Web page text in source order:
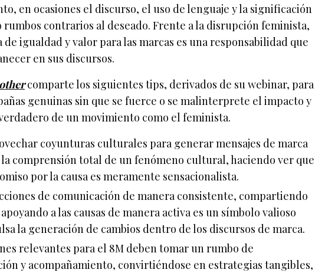
en ocasiones el discurso, el uso de lenguaje y la significación
rumbos contrarios al deseado. Frente a la disrupción feminista,
de igualdad y valor para las marcas es una responsabilidad que
en sus discursos.
comparte los siguientes tips, derivados de su webinar, para
genuinas sin que se fuerce o se malinterprete el impacto y
de un movimiento como el feminista.
coyunturas culturales para generar mensajes de marca
comprensión total de un fenómeno cultural, haciendo ver que
por la causa es meramente sensacionalista.
de comunicación de manera consistente, compartiendo
a las causas de manera activa es un símbolo valioso
la generación de cambios dentro de los discursos de marca.
relevantes para el 8M deben tomar un rumbo de
y acompañamiento, convirtiéndose en estrategias tangibles,